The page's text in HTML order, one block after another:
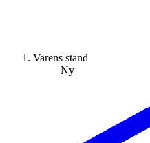
Varens stand
Ny